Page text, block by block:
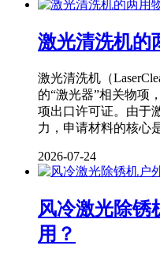
激光清洗机的
激光清洗机（
的“激光器”相关物项
项出口许可证。由于
力，申请材料的核心
2026-07-24
风冷激光除锈
用？